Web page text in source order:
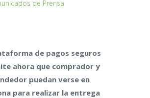
de Prensa
de pagos seguros
ahora que comprador y
puedan verse en
para realizar la entrega